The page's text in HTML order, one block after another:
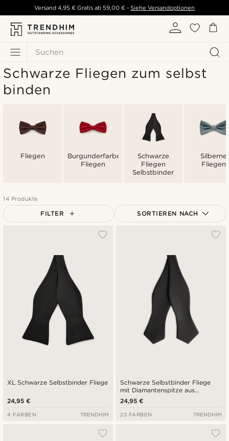
Suchen
Versand 4,95 € Gratis ab59,00 € - Siehe Versandoptionen
Schwarze Fliegen zum selbst
binden
Fliegen
Burgunderfarbene
Fliegen
Schwarze
Fliegen
Selbstbinder
Silberne
Fliegen
14 Produkte
FILTER SORTIEREN NACH
Niedrigster Preis
Höchster Preis
XL Schwarze Selbstbinder Fliege
24,95 €
4 FARBEN TRENDHIM
Schwarze Selbstbinder Fliege
mit Diamantenspitze aus
Grosgrain
24,95 €
23 FARBEN TRENDHIM